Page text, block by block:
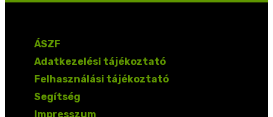
ÁSZF
Adatkezelési tájékoztató
Felhasználási tájékoztató
Segítség
Impresszum